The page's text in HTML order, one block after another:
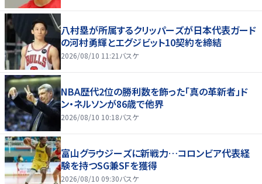
八村塁が所属するクリッパーズが日本代表ガード
の河村勇輝とエグジビット10契約を締結
2026/08/10 11:21 バスケ
NBA歴代2位の勝利数を飾った「真の革新者」ド
ン・ネルソンが86歳で他界
2026/08/10 10:18バスケ
富山グラウジーズに新戦力…コロンビア代表経
験を持つSG兼SFを獲得
2026/08/10 09:30バスケ